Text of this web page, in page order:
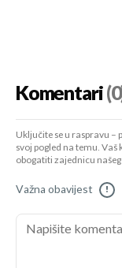
Komentari
Uključite se u raspravu –
svoj pogled na temu.
obogatiti zajednicu
Važna obavijest !